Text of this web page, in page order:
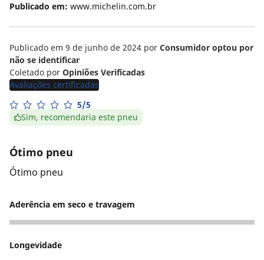
Publicado em: www.michelin.com.br
Publicado em 9 de junho de 2024 por Consumidor optou por
não se identificar
Coletado por Opiniões Verificadas
Avaliações certificadas
5/5
Sim, recomendaria este pneu
Ótimo pneu
Ótimo pneu
Aderência em seco e travagem
5
Longevidade